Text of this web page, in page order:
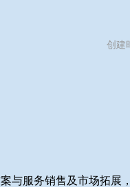
创建
与服务销售及市场拓展